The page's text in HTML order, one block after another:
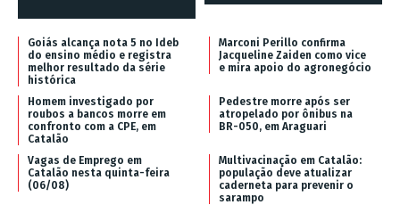
Goiás alcança nota 5 no Ideb
do ensino médio e registra
melhor resultado da série
histórica
Marconi Perillo confirma
Jacqueline Zaiden como vice
e mira apoio do agronegócio
Homem investigado por
roubos a bancos morre em
confronto com a CPE, em
Catalão
Pedestre morre após ser
atropelado por ônibus na
BR-050, em Araguari
Vagas de Emprego em
Catalão nesta quinta-feira
(06/08)
Multivacinação em Catalão:
população deve atualizar
caderneta para prevenir o
sarampo